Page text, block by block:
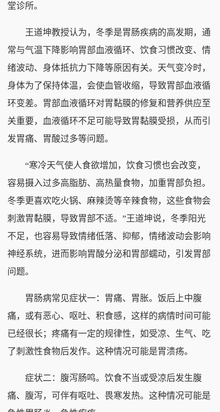
堂诊所。
王道坤教授认为，冬季是胃肠疾病的高发期，通
常与气温下降影响胃部血液循环、饮食习惯改变、情
绪波动、身体抵抗力下降等原因有关。天气变冷时，
身体为了保持体温，会使血管收缩，导致胃部血液循
环变差。胃部血液循环对胃黏膜的修复和营养供应至
关重要，血液循环不足可能导致胃黏膜受损，从而引
发胃痛、胃酸过多等问题。
“寒冷天气使人食欲增加，饮食习惯也会改变，
容易摄入过多高脂肪、高热量食物，加重胃部负担。
冬季更喜欢吃火锅、麻辣烫等辛辣食物，这些食物会
刺激胃黏膜，导致胃部不适。”王道坤说，冬季阳光
不足，也容易导致情绪低落、抑郁，情绪波动会影响
神经系统，进而影响胃酸分泌和胃部蠕动，引发胃部
问题。
胃肠病常见症状一：胃痛、胃胀。饭后上中腹
痛，或有恶心、呕吐、积食感，这样的病情时间可能
已经很长；疼痛有一定的规律性，如受凉、生气、吃
了刺激性食物后发作。这种情况可能是胃溃疡。
症状二：腹泻肠鸣。饮食不当或受凉后发生腹
痛、腹泻，可伴有呕吐、畏寒发热。这种情况可能是